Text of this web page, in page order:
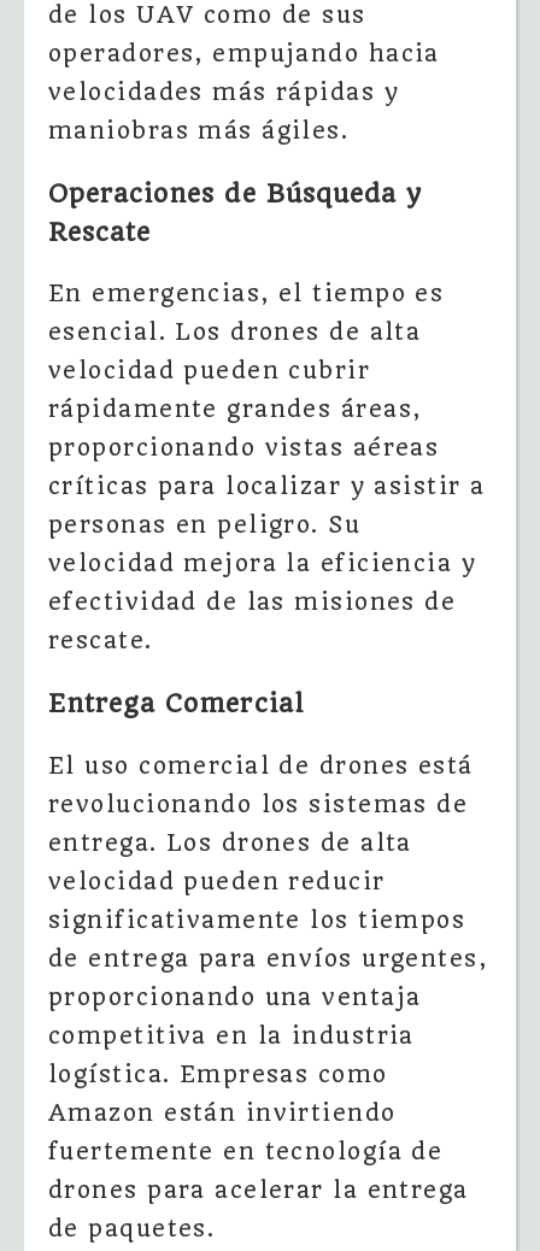
de los UAV como de sus
operadores, empujando hacia
velocidades más rápidas y
maniobras más ágiles.
Operaciones de Búsqueda y
Rescate
En emergencias, el tiempo es
esencial. Los drones de alta
velocidad pueden cubrir
rápidamente grandes áreas,
proporcionando vistas aéreas
críticas para localizar y asistir a
personas en peligro. Su
velocidad mejora la eficiencia y
efectividad de las misiones de
rescate.
Entrega Comercial
El uso comercial de drones está
revolucionando los sistemas de
entrega. Los drones de alta
velocidad pueden reducir
significativamente los tiempos
de entrega para envíos urgentes,
proporcionando una ventaja
competitiva en la industria
logística. Empresas como
Amazon están invirtiendo
fuertemente en tecnología de
drones para acelerar la entrega
de paquetes.